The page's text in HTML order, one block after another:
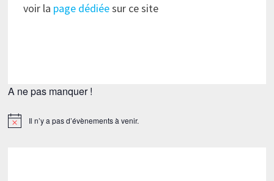
voir la page dédiéesur ce site
A ne pas manquer !
Notice Il n’y a pas d’évènements à venir.